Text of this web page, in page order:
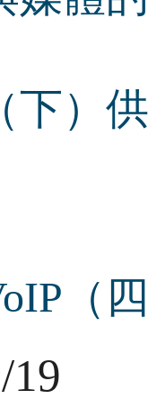
下）
（
19